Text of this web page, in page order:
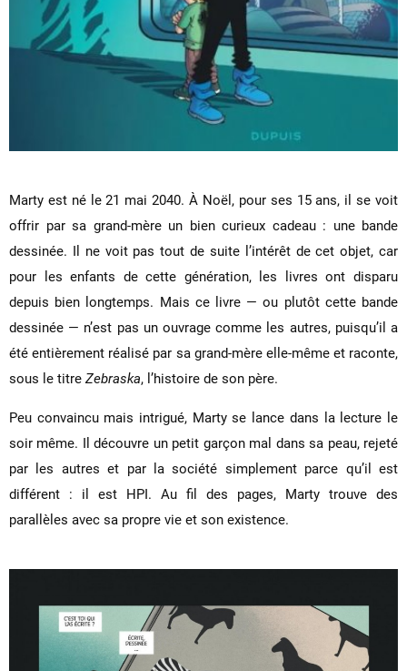
Marty est né le 21 mai 2040. À Noël, pour ses 15 ans, il se voit
offrir par sa grand-mère un bien curieux cadeau : une bande
dessinée. Il ne voit pas tout de suite l’intérêt de cet objet, car
pour les enfants de cette génération, les livres ont disparu
depuis bien longtemps. Mais ce livre — ou plutôt cette bande
dessinée — n’est pas un ouvrage comme les autres, puisqu’il a
été entièrement réalisé par sa grand-mère elle-même et raconte,
sous le titre Zebraska, l’histoire de son père.
Peu convaincu mais intrigué, Marty se lance dans la lecture le
soir même. Il découvre un petit garçon mal dans sa peau, rejeté
par les autres et par la société simplement parce qu’il est
différent : il est HPI. Au fil des pages, Marty trouve des
parallèles avec sa propre vie et son existence.